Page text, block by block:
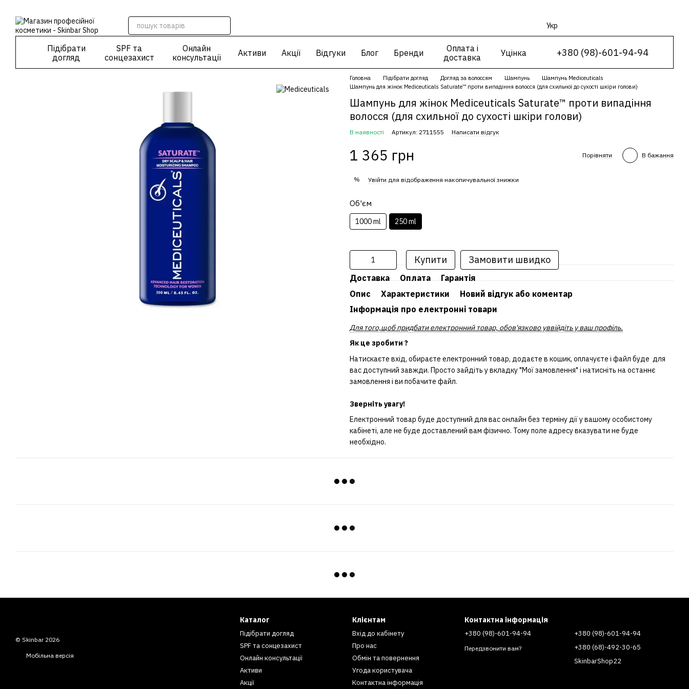
Укр
Підібрати
догляд
SPF та
сонцезахист
Онлайн
консультації
Активи Акції Відгуки Блог Бренди
Оплата і
доставка
Уцінка +380 (98)-601-94-94
Головна Підібрати догляд Догляд за волоссям Шампунь
Шампунь Mediceuticals
Шампунь для жінок Mediceuticals Saturate™ проти випадіння волосся (для схильної до сухості шкіри голови)
Шампунь для жінок Mediceuticals Saturate™ проти випадіння
волосся (для схильної до сухості шкіри голови)
В наявності Артикул: 2711555 Написати відгук
1 365 грн Порівняти В бажання
% Увійти для відображення накопичувальної знижки
Об'єм
1000 ml 250 ml
Купити Замовити швидко
Доставка Оплата
Гарантія
Опис
Характеристики
Новий відгук або коментар
Інформація про електронні товари
Для того,щоб придбати електронний товар, обов'язково уввійдіть у ваш профіль.
Як це зробити ?
Натискаєте вхід, обираєте електронний товар, додаєте в кошик, оплачуєте і файл буде для
вас доступний завжди. Просто зайдіть у вкладку "Мої замовлення" і натисніть на останнє
замовлення і ви побачите файл.
Зверніть увагу!
Електронний товар буде доступний для вас онлайн без терміну дії у вашому особистому
кабінеті, але не буде доставлений вам фізично. Тому поле адресу вказувати не буде
необхідно.
© Skinbar 2026
Мобільна версія
Каталог
Підібрати догляд
SPF та сонцезахист
Онлайн консультації
Активи
Акції
Клієнтам
Вхід до кабінету
Про нас
Обмін та повернення
Угода користувача
Контактна інформація
Контактна інформація
+380 (98)-601-94-94
Передзвонити вам?
+380 (98)-601-94-94
+380 (68)-492-30-65
SkinbarShop22